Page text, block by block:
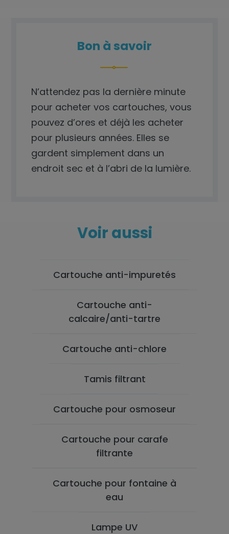
Bon à savoir
N’attendez pas la dernière minute
pour acheter vos cartouches, vous
pouvez d’ores et déjà les acheter
pour plusieurs années. Elles se
gardent simplement dans un
endroit sec et à l’abri de la lumière.
Voir aussi
Cartouche anti-impuretés
Cartouche anti-
calcaire/anti-tartre
Cartouche anti-chlore
Tamis filtrant
Cartouche pour osmoseur
Cartouche pour carafe
filtrante
Cartouche pour fontaine à
eau
Lampe UV